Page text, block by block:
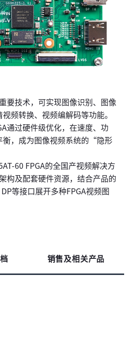
要技术，可实现图像识别、图像
频转换、视频编解码等功能。
通过硬件级优化，在速度、功
衡，成为图像视频系统的“隐形
60 FPGA的全国产视频解决方
构及配套硬件资源，结合产品的
等接口展开多种FPGA视频图
销售及相关产品